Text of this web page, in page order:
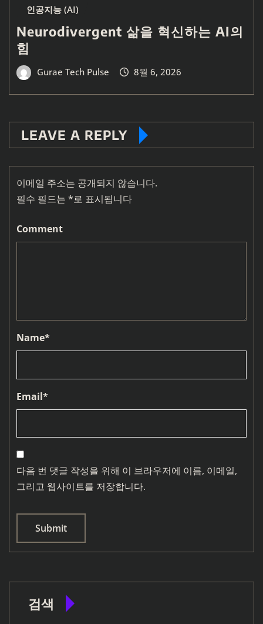
인공지능 (AI)
Neurodivergent 삶을 혁신하는 AI의
힘
Gurae Tech Pulse 8월 6, 2026
LEAVE A REPLY
이메일 주소는 공개되지 않습니다.
필수 필드는 *로 표시됩니다
Comment
Name*
Email*
다음 번 댓글 작성을 위해 이 브라우저에 이름, 이메일,
그리고 웹사이트를 저장합니다.
검색